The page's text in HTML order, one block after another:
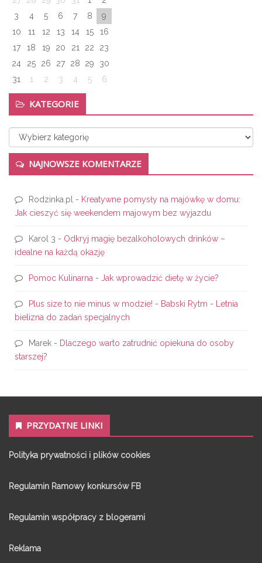
3
4 5 6 7 8
9
10
11 12 13 14 15
16
17
18 19 20 21 22
23
24
25 26 27 28 29
30
31
1 2 3 4 5 6
KATEGORIE
Kategorie
NAJNOWSZE KOMENTARZE
Rodzinka.pl - Kreatywne pomysły na majówkę w domu:
Jak cieszyć się weekendem majowym bez wyjazdu
Karol 3 - Odkryj magię bezalkoholowych drinków –
idealne na każdą okazję
Pomoc Kulinarna - Jak wprowadzić dietę w życie?
Plus size to nie minus w modzie! - Babski Rytm - Letnia
bielizna do zadań specjalnych
Marek - Dlaczego warto zatrudnić opiekuna do osoby
starszej?
PRZYDATNE LINKI
Polityka prywatności i plików cookies
Regulamin Ramowy konkursów FB
Regulamin współpracy z blogerami
Reklama